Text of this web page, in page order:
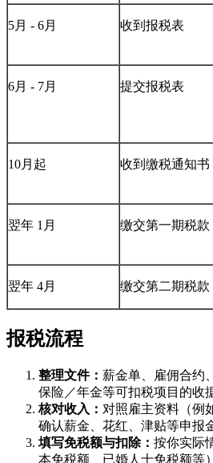
5月 - 6月 收到报税表
6月 - 7月 提交报税表
10月起 收到缴税通知书
翌年 1月 缴交第一期税款
翌年 4月 缴交第二期税款
报税流程
整理文件： 薪金单、雇佣合约
保险／年金等可扣税项目的收
核对收入： 对照雇主资料（例
确认薪金、花红、津贴等申报
填写免税额与扣除： 按你实际
本免税额、已婚人士免税额等